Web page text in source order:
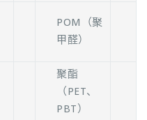
POM（聚
甲醛）
聚酯
（PET、
PBT）